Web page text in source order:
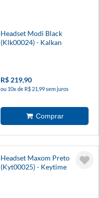
Headset Modi Black
(Klk00024) - Kalkan
R$ 219,90
ou 10x de R$ 21,99 sem juros
Headset Maxom Preto
(Kyt00025) - Keytime